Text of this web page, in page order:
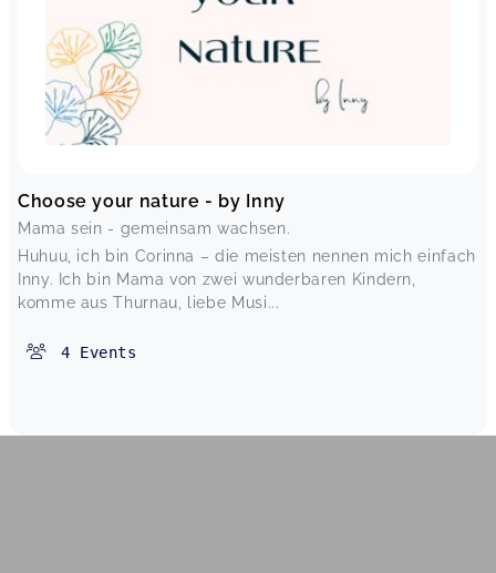
Choose your nature - by Inny
Mama sein - gemeinsam wachsen.
Huhuu, ich bin Corinna – die meisten nennen mich einfach
Inny. Ich bin Mama von zwei wunderbaren Kindern,
komme aus Thurnau, liebe Musi...
4 Events